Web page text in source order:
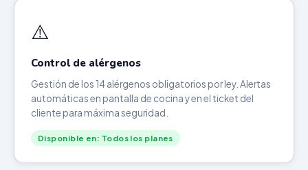
⚠️
Control de alérgenos
Gestión de los 14 alérgenos obligatorios por ley. Alertas
automáticas en pantalla de cocina y en el ticket del
cliente para máxima seguridad.
Disponible en: Todos los planes